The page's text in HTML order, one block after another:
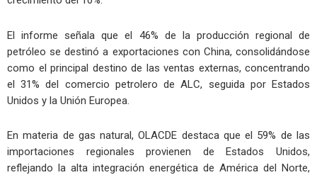
El informe señala que el 46% de la producción regional de
petróleo se destinó a exportaciones con China, consolidándose
como el principal destino de las ventas externas, concentrando
el 31% del comercio petrolero de ALC, seguida por Estados
Unidos y la Unión Europea.
En materia de gas natural, OLACDE destaca que el 59% de las
importaciones regionales provienen de Estados Unidos,
reflejando la alta integración energética de América del Norte,